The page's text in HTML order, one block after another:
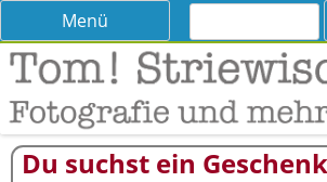
Tom! Striewisch –
lernen
Tipps und Tricks und Meinungen zur
Menü
Skip
content
Suchen
Du suchst ein